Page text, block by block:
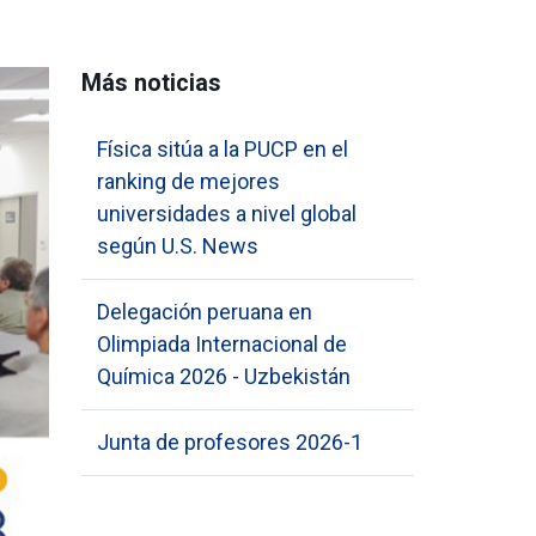
Más noticias
Física sitúa a la PUCP en el
ranking de mejores
universidades a nivel global
según U.S. News
Delegación peruana en
Olimpiada Internacional de
Química 2026 - Uzbekistán
Junta de profesores 2026-1